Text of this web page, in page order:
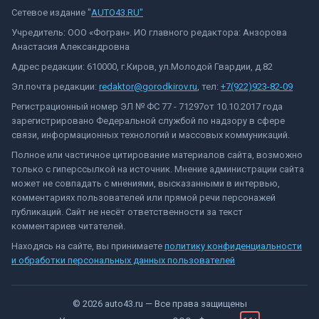
Сетевое издание "AUTO43.RU"
Учредитель: ООО «Фогран». ИО главного редактора: Анзорова
Анастасия Александровна
Адрес редакции: 610000, г.Киров, ул.Молодой Гвардии, д.82
Эл.почта редакции: redaktor@gorodkirov.ru, тел: +7(922)923-82-09
Регистрационный номер ЭЛ № ФС 77 - 71297от 10.10.2017 года
зарегистрировано Федеральной службой по надзору в сфере
связи, информационных технологий и массовых коммуникаций.
Полное или частичное цитирование материалов сайта, возможно
только с гиперссылкой на источник. Мнение администрации сайта
может не совпадать с мнениями, высказанными в интервью,
комментариях пользователей или прямой речи персонажей
публикаций. Сайт не несёт ответственности за текст
комментариев читателей.
Находясь на сайте, вы принимаете политику конфиденциальности
и обработки персональных данных пользователей
© 2026 auto43.ru — Все права защищены